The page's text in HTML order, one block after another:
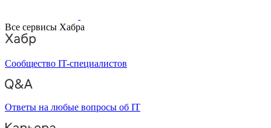
Все сервисы Хабра
Сообщество IT-специалистов
Ответы на любые вопросы об IT